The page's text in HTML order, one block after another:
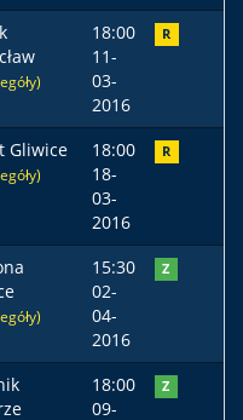
18:00
11-
03-
2016
R
Gliwice
18:00
18-
03-
2016
R
15:30
02-
04-
2016
Z
18:00
09-
Z